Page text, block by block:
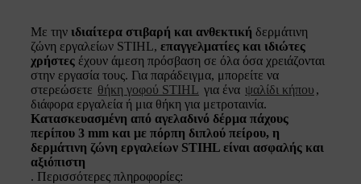
Με την ιδιαίτερα στιβαρή και ανθεκτική δερμάτινη
ζώνη εργαλείων STIHL, επαγγελματίες και ιδιώτες
χρήστες έχουν άμεση πρόσβαση σε όλα όσα χρειάζονται
στην εργασία τους. Για παράδειγμα, μπορείτε να
στερεώσετε θήκη γοφού STIHL για ένα ψαλίδι κήπου ,
διάφορα εργαλεία ή μια θήκη για μετροταινία.
Κατασκευασμένη από αγελαδινό δέρμα πάχους
περίπου 3 mm και με πόρπη διπλού πείρου, η
δερμάτινη ζώνη εργαλείων STIHL είναι ασφαλής και
αξιόπιστη
. Περισσότερες πληροφορίες: